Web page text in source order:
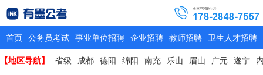
首页 公务员考试 事业单位招聘 企业招聘 教师招聘 卫生人才招聘
【地区导航】 省级 成都 德阳 绵阳 南充 乐山 眉山 广元 遂宁